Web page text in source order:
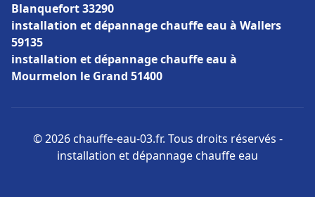
Blanquefort 33290
installation et dépannage chauffe eau à Wallers
59135
installation et dépannage chauffe eau à
Mourmelon le Grand 51400
© 2026 chauffe-eau-03.fr. Tous droits réservés -
installation et dépannage chauffe eau